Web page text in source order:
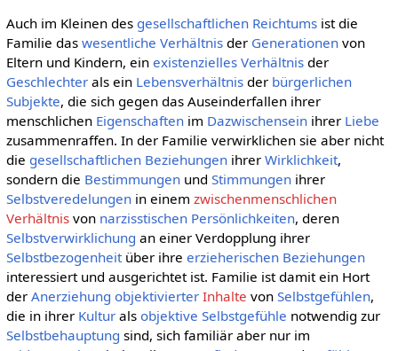
Auch im Kleinen des gesellschaftlichen Reichtumsist die
Familie das wesentliche Verhältnisder Generationenvon
Eltern und Kindern, ein existenzielles Verhältnisder
Geschlechterals ein Lebensverhältnisder bürgerlichen
Subjekte, die sich gegen das Auseinderfallen ihrer
menschlichen Eigenschaftenim Dazwischenseinihrer Liebe
zusammenraffen. In der Familie verwirklichen sie aber nicht
die gesellschaftlichen Beziehungenihrer Wirklichkeit,
sondern die Bestimmungenund Stimmungenihrer
Selbstveredelungenin einem zwischenmenschlichen
Verhältnisvon narzisstischen Persönlichkeiten, deren
Selbstverwirklichung an einer Verdopplung ihrer
Selbstbezogenheitüber ihre erzieherischen Beziehungen
interessiert und ausgerichtet ist. Familie ist damit ein Hort
der Anerziehung objektivierter Inhalte von Selbstgefühlen,
die in ihrer Kulturals objektive Selbstgefühle notwendig zur
Selbstbehauptung sind, sich familiär aber nur im